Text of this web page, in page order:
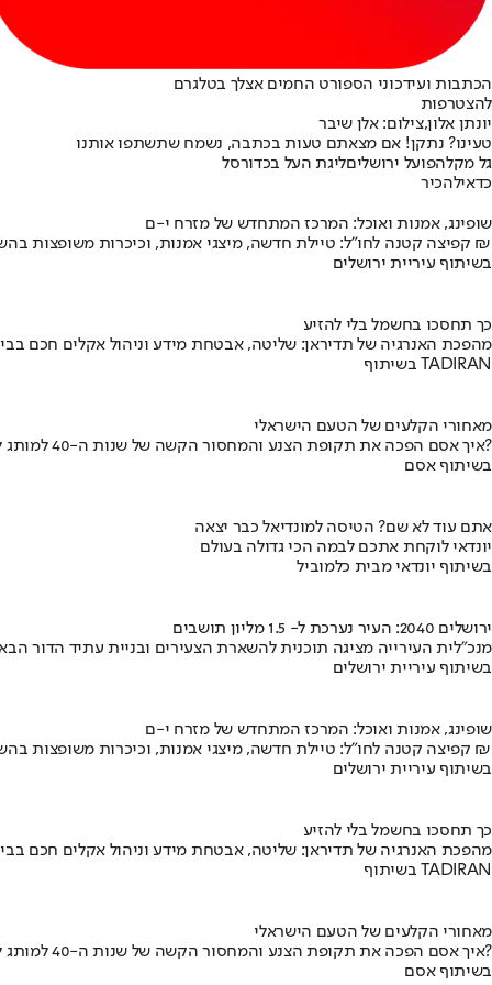
הכתבות ועידכוני הספורט החמים אצלך בטלגרם
להצטרפות
יונתן אלון,צילום: אלן שיבר
טעינו? נתקן! אם מצאתם טעות בכתבה, נשמח שתשתפו אותנו
גל מקלהפועל ירושליםליגת העל בכדורסל
כדאילהכיר
שופינג, אמנות ואוכל: המרכז המתחדש של מזרח י-ם
קפיצה קטנה לחו"ל: טיילת חדשה, מיצגי אמנות, וכיכרות משופצות בהשקעה של 100 מיליון ₪
בשיתוף עיריית ירושלים
כך תחסכו בחשמל בלי להזיע
מהפכת האנרגיה של תדיראן: שליטה, אבטחת מידע וניהול אקלים חכם
בשיתוף TADIRAN
מאחורי הקלעים של הטעם הישראלי
איך אסם הפכה את תקופת הצנע והמחסור הקשה של שנות ה-40 למותג לאומי?
בשיתוף אסם
אתם עוד לא שם? הטיסה למונדיאל כבר יצאה
יונדאי לוקחת אתכם לבמה הכי גדולה בעולם
בשיתוף יונדאי מבית כלמוביל
ירושלים 2040: העיר נערכת ל- 1.5 מליון תושבים
מנכ"לית העירייה מציגה תוכנית להשארת הצעירים ובניית עתיד הדור
בשיתוף עיריית ירושלים
שופינג, אמנות ואוכל: המרכז המתחדש של מזרח י-ם
קפיצה קטנה לחו"ל: טיילת חדשה, מיצגי אמנות, וכיכרות משופצות בהשקעה של 100 מיליון ₪
בשיתוף עיריית ירושלים
כך תחסכו בחשמל בלי להזיע
מהפכת האנרגיה של תדיראן: שליטה, אבטחת מידע וניהול אקלים חכם
בשיתוף TADIRAN
מאחורי הקלעים של הטעם הישראלי
איך אסם הפכה את תקופת הצנע והמחסור הקשה של שנות ה-40 למותג לאומי?
בשיתוף אסם